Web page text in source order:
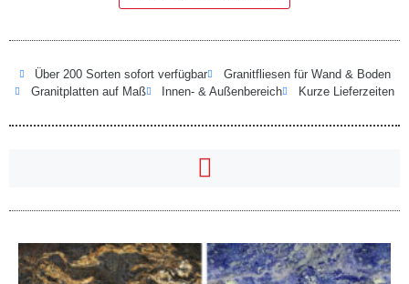
Über 200 Sorten sofort verfügbar
Granitfliesen für Wand & Boden
Granitplatten auf Maß
Innen- & Außenbereich Kurze Lieferzeiten